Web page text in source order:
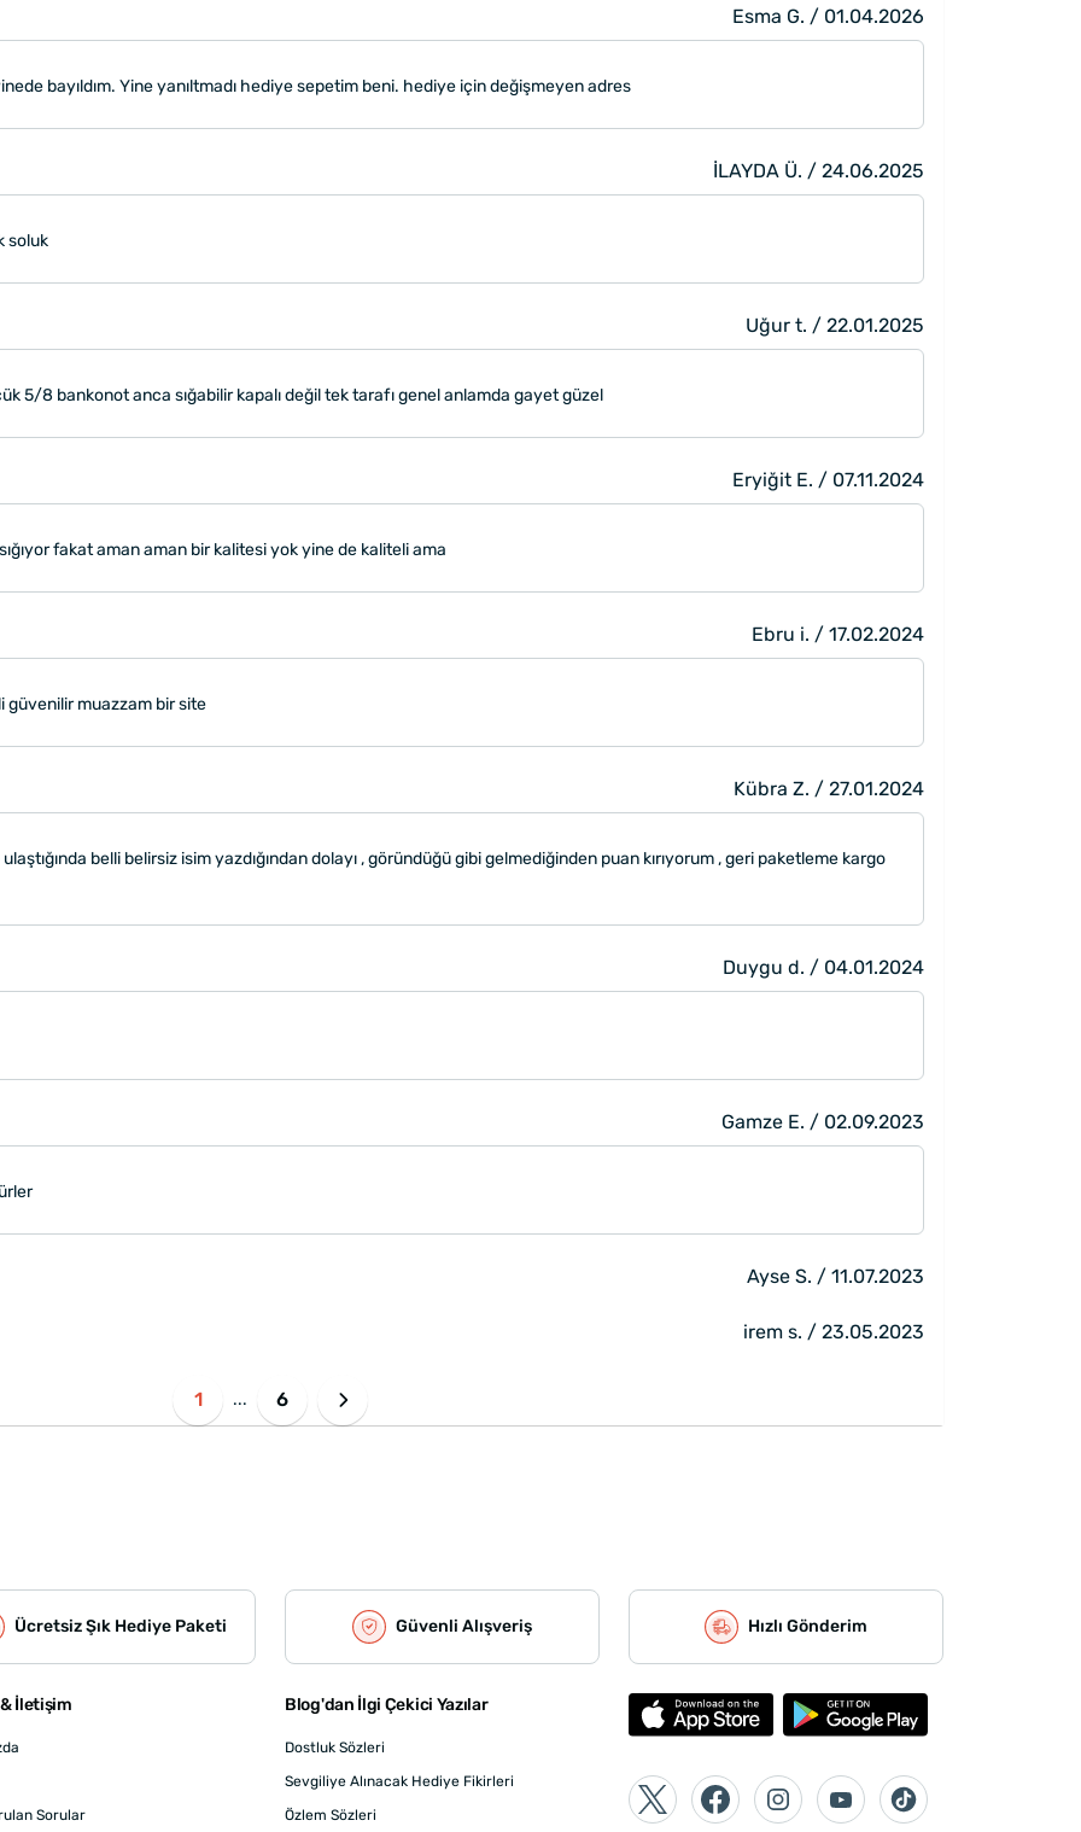
Esma G. / 01.04.2026
bayıldım. Yine yanıltmadı hediye sepetim beni. hediye için değişmeyen adres
İLAYDA Ü. / 24.06.2025
soluk
Uğur t. / 22.01.2025
5/8 bankonot anca sığabilir kapalı değil tek tarafı genel anlamda gayet güzel
Eryiğit E. / 07.11.2024
fakat aman aman bir kalitesi yok yine de kaliteli ama
Ebru i. / 17.02.2024
güvenilir muazzam bir site
Kübra Z. / 27.01.2024
belli belirsiz isim yazdığından dolayı , göründüğü gibi gelmediğinden puan kırıyorum , geri paketleme kargo
Duygu d. / 04.01.2024
Gamze E. / 02.09.2023
Ayse S. / 11.07.2023
irem s. / 23.05.2023
1 ... 6
Ücretsiz Şık Hediye Paketi Güvenli Alışveriş Hızlı Gönderim
İletişim
Sorular
Blog'dan İlgi Çekici Yazılar
Dostluk Sözleri
Sevgiliye Alınacak Hediye Fikirleri
Özlem Sözleri